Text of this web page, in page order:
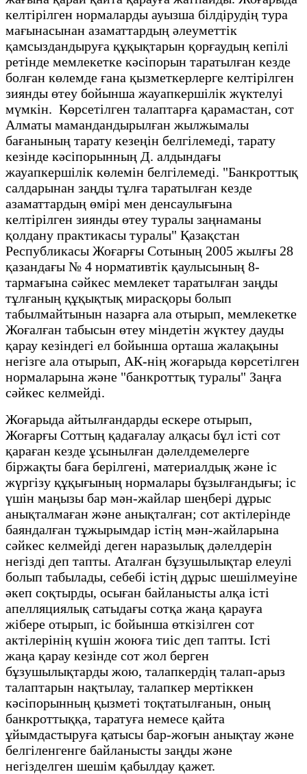
келтірілген нормаларды ауызша білдірудің тура
мағынасынан азаматтардың әлеуметтік
қамсыздандыруға құқықтарын қорғаудың кепілі
ретінде мемлекетке кәсіпорын таратылған кезде
болған көлемде ғана қызметкерлерге келтірілген
зиянды өтеу бойынша жауапкершілік жүктелуі
мүмкін. Көрсетілген талаптарға қарамастан, сот
Алматы мамандандырылған жылжымалы
бағанының тарату кезеңін белгілемеді, тарату
кезінде кәсіпорынның Д. алдындағы
жауапкершілік көлемін белгілемеді. "Банкроттық
салдарынан заңды тұлға таратылған кезде
азаматтардың өмірі мен денсаулығына
келтірілген зиянды өтеу туралы заңнаманы
қолдану практикасы туралы" Қазақстан
Республикасы Жоғарғы Сотының 2005 жылғы 28
қазандағы № 4 нормативтік қаулысының 8-
тармағына сәйкес мемлекет таратылған заңды
тұлғаның құқықтық мирасқоры болып
табылмайтынын назарға ала отырып, мемлекетке
Жоғалған табысын өтеу міндетін жүктеу дауды
қарау кезіндегі ел бойынша орташа жалақыны
негізге ала отырып, АК-нің жоғарыда көрсетілген
нормаларына және "банкроттық туралы" Заңға
сәйкес келмейді.
Жоғарыда айтылғандарды ескере отырып,
Жоғарғы Соттың қадағалау алқасы бұл істі сот
қараған кезде ұсынылған дәлелдемелерге
біржақты баға берілгені, материалдық және іс
жүргізу құқығының нормалары бұзылғандығы; іс
үшін маңызы бар мән-жайлар шеңбері дұрыс
анықталмаған және анықталған; сот актілерінде
баяндалған тұжырымдар істің мән-жайларына
сәйкес келмейді деген наразылық дәлелдерін
негізді деп тапты. Аталған бұзушылықтар елеулі
болып табылады, себебі істің дұрыс шешілмеуіне
әкеп соқтырды, осыған байланысты алқа істі
апелляциялық сатыдағы сотқа жаңа қарауға
жібере отырып, іс бойынша өткізілген сот
актілерінің күшін жоюға тиіс деп тапты. Істі
жаңа қарау кезінде сот жол берген
бұзушылықтарды жою, талапкердің талап-арыз
талаптарын нақтылау, талапкер мертіккен
кәсіпорынның қызметі тоқтатылғанын, оның
банкроттыққа, таратуға немесе қайта
ұйымдастыруға қатысы бар-жоғын анықтау және
белгіленгенге байланысты заңды және
негізделген шешім қабылдау қажет.